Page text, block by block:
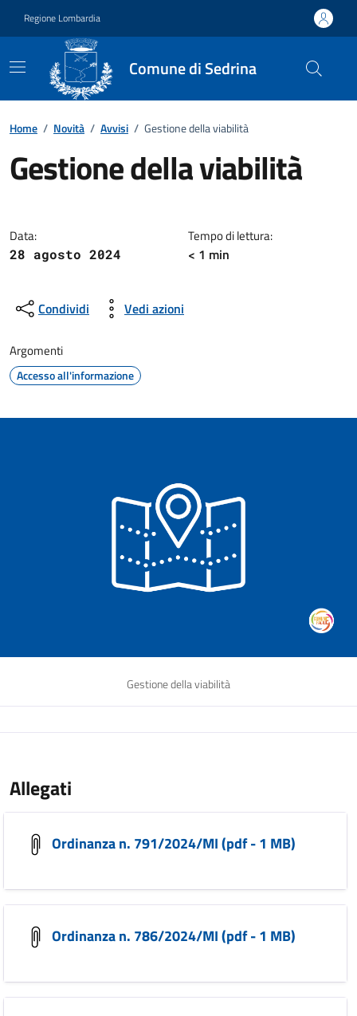
Regione Lombardia
Comune di Sedrina
Home / Novità / Avvisi / Gestione della viabilità
Gestione della viabilità
Data:
28 agosto 2024
Tempo di lettura:
< 1 min
Condividi Vedi azioni
Argomenti
Accesso all'informazione
Gestione della viabilità
Allegati
Ordinanza n. 791/2024/MI (pdf - 1 MB)
Ordinanza n. 786/2024/MI (pdf - 1 MB)